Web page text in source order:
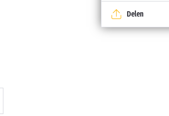
Delen